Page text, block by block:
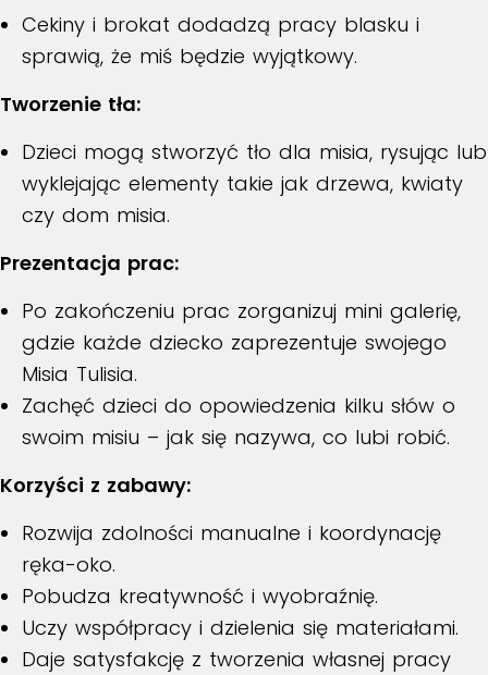
Cekiny i brokat dodadzą pracy blasku i
sprawią, że miś będzie wyjątkowy.
Tworzenie tła:
Dzieci mogą stworzyć tło dla misia, rysując lub
wyklejając elementy takie jak drzewa, kwiaty
czy dom misia.
Prezentacja prac:
Po zakończeniu prac zorganizuj mini galerię,
gdzie każde dziecko zaprezentuje swojego
Misia Tulisia.
Zachęć dzieci do opowiedzenia kilku słów o
swoim misiu – jak się nazywa, co lubi robić.
Korzyści z zabawy:
Rozwija zdolności manualne i koordynację
ręka-oko.
Pobudza kreatywność i wyobraźnię.
Uczy współpracy i dzielenia się materiałami.
Daje satysfakcję z tworzenia własnej pracy